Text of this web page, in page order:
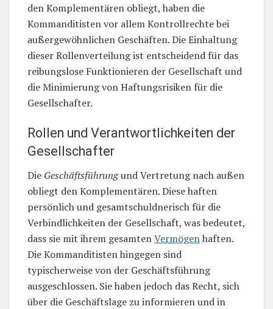
den Komplementären obliegt, haben die
Kommanditisten vor allem Kontrollrechte bei
außergewöhnlichen Geschäften. Die Einhaltung
dieser Rollenverteilung ist entscheidend für das
reibungslose Funktionieren der Gesellschaft und
die Minimierung von Haftungsrisiken für die
Gesellschafter.
Rollen und Verantwortlichkeiten der
Gesellschafter
Die Geschäftsführungund Vertretung nach außen
obliegt den Komplementären. Diese haften
persönlich und gesamtschuldnerisch für die
Verbindlichkeiten der Gesellschaft, was bedeutet,
dass sie mit ihrem gesamtenVermögenhaften.
Die Kommanditisten hingegen sind
typischerweise von der Geschäftsführung
ausgeschlossen. Sie haben jedoch das Recht, sich
über die Geschäftslage zu informieren und in